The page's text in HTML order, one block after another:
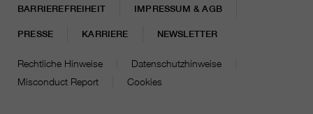
BARRIEREFREIHEIT IMPRESSUM & AGB
PRESSE KARRIERE NEWSLETTER
Rechtliche Hinweise
Datenschutzhinweise
Misconduct Report
Cookies